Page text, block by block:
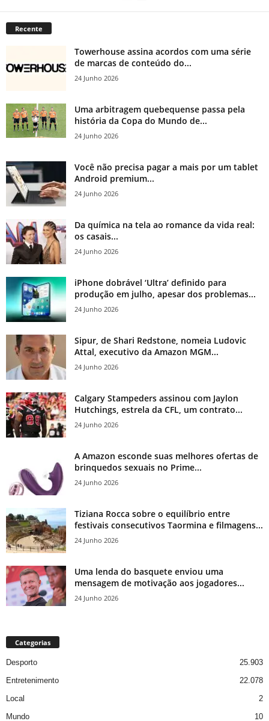
Recente
Towerhouse assina acordos com uma série
de marcas de conteúdo do...
24 Junho 2026
Uma arbitragem quebequense passa pela
história da Copa do Mundo de...
24 Junho 2026
Você não precisa pagar a mais por um tablet
Android premium...
24 Junho 2026
Da química na tela ao romance da vida real:
os casais...
24 Junho 2026
iPhone dobrável ‘Ultra’ definido para
produção em julho, apesar dos problemas...
24 Junho 2026
Sipur, de Shari Redstone, nomeia Ludovic
Attal, executivo da Amazon MGM...
24 Junho 2026
Calgary Stampeders assinou com Jaylon
Hutchings, estrela da CFL, um contrato...
24 Junho 2026
A Amazon esconde suas melhores ofertas de
brinquedos sexuais no Prime...
24 Junho 2026
Tiziana Rocca sobre o equilíbrio entre
festivais consecutivos Taormina e filmagens...
24 Junho 2026
Uma lenda do basquete enviou uma
mensagem de motivação aos jogadores...
24 Junho 2026
Categorias
Desporto
25.903
Entretenimento
22.078
Local
2
Mundo
10